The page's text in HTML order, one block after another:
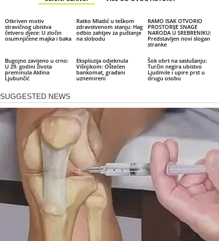
Otkriven motiv
stravičnog ubistva
četvero djece: U zločin
osumnjičene majka i baka
Ratko Mladić u teškom
zdravstvenom stanju: Hag
odbio zahtjev za puštanje
na slobodu
RAMO ISAK OTVORIO
PROSTORIJE SNAGE
NARODA U SREBRENIKU:
Predstavljen novi slogan
stranke
Bugojno zavijeno u crno:
U 29. godini života
preminula Aldina
Ljubunčić
Eksplozija odjeknula
Višnjikom: Oštećen
bankomat, građani
uznemireni
Šok obrt na saslušanju:
Turčin negira ubistvo
Ljudmile i upire prst u
drugu osobu